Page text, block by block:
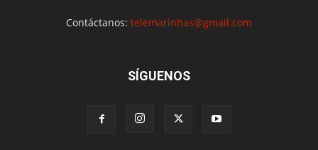
Contáctanos: telemarinhas@gmail.com
SÍGUENOS